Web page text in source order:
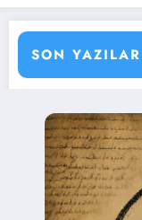
SON YAZILAR
: Şiirin öznesi,